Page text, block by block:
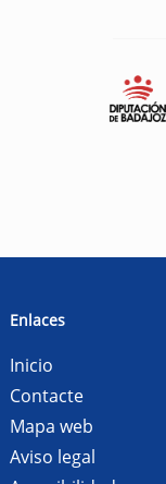
Enlaces
Inicio
Contacte
Mapa web
Aviso legal